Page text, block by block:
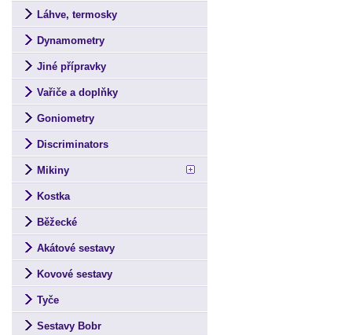
Láhve, termosky
Dynamometry
Jiné přípravky
Vařiče a doplňky
Goniometry
Discriminators
Mikiny
Kostka
Běžecké
Akátové sestavy
Kovové sestavy
Tyče
Sestavy Bobr